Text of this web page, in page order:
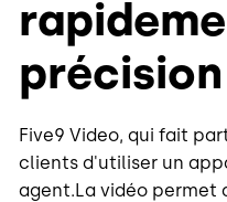
Five9 Video, qui fait
clients d'utiliser un
agent.La vidéo permet